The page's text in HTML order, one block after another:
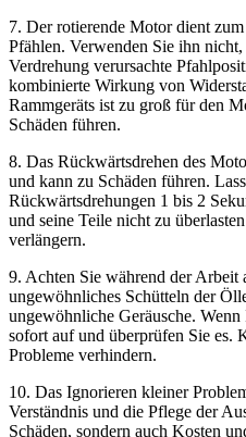
7. Der rotierende Motor dient
Pfählen. Verwenden Sie ihn
Verdrehung verursachte
kombinierte Wirkung von
Rammgeräts ist zu groß für den
Schäden führen.
8. Das Rückwärtsdrehen des
und kann zu Schäden führen.
Rückwärtsdrehungen 1 bis 2
und seine Teile nicht zu
verlängern.
9. Achten Sie während der Arbeit
ungewöhnliches Schütteln der
ungewöhnliche Geräusche.
sofort auf und überprüfen Sie es.
Probleme verhindern.
10. Das Ignorieren kleiner
Verständnis und die Pflege der
Schäden, sondern auch Kosten